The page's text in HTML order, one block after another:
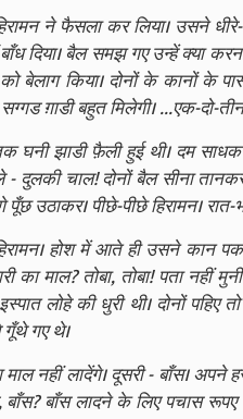
ने फैसला कर लिया। उसने
दिया। बैल समझ गए उन्हें क्या
बेलाग किया। दोनों के कानों के
ग़ाडी बहुत मिलेगी। ...एक-दो-
झाडी फ़ैली हुई थी। दम साधकर
दुलकी चाल! दोनों बैल सीना
पूँछ उठाकर। पीछे-पीछे हिरामन।
होश में आते ही उसने कान
का माल? तोबा, तोबा! पता नहीं
लोहे की धुरी थी। दोनों पहिए
गूँथे गए थे।
नहीं लादेंगे। दूसरी - बाँस। अपने
बाँस? बाँस लादने के लिए पचास रूपए